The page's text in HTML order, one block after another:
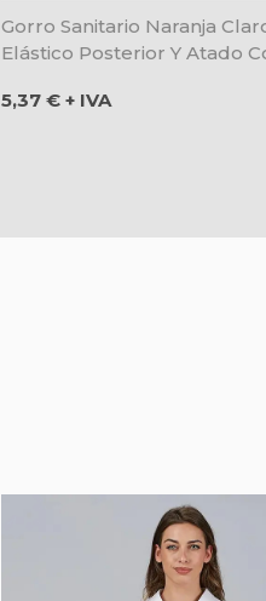
Gorro Sanitario Naranja
Elástico Posterior Y Atado
Precio
5,37 € + IVA